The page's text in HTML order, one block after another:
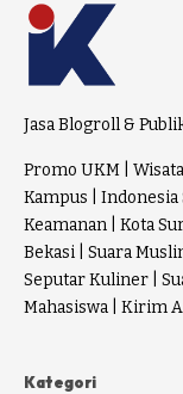
Jasa Blogroll &
Promo UKM
Kampus
Indonesia
Keamanan
Kota
Bekasi
Suara
Seputar Kuliner
Mahasiswa
Kirim
Kategori